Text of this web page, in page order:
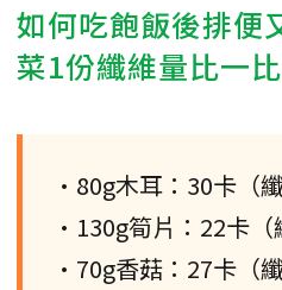
如何吃飽飯後排便
菜1份纖維量比一比
•80g木耳：30卡（纖
•130g筍片：22卡（
•70g香菇：27卡（纖